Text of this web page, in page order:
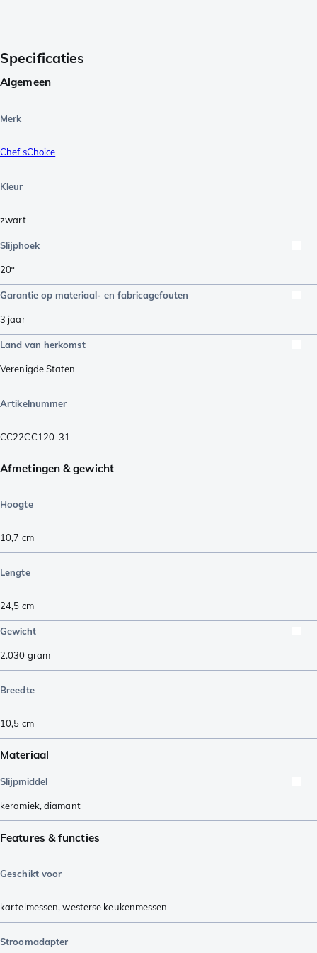
Specificaties
Algemeen
Merk
Chef'sChoice
Kleur
zwart
Slijphoek
20º
Garantie op materiaal- en fabricagefouten
3 jaar
Land van herkomst
Verenigde Staten
Artikelnummer
CC22CC120-31
Afmetingen & gewicht
Hoogte
10,7 cm
Lengte
24,5 cm
Gewicht
2.030 gram
Breedte
10,5 cm
Materiaal
Slijpmiddel
keramiek,diamant
Features & functies
Geschikt voor
kartelmessen,westerse keukenmessen
Stroomadapter